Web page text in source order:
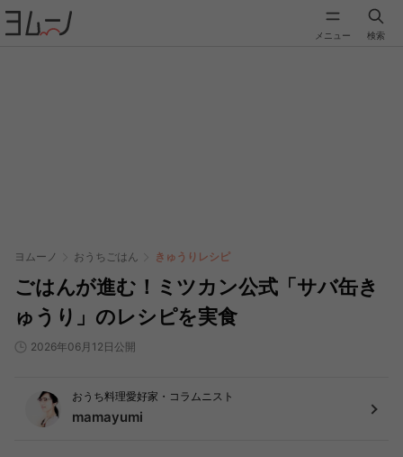
メニュー 検索
ヨムーノ おうちごはん きゅうりレシピ
ごはんが進む！ミツカン公式「サバ缶き
ゅうり」のレシピを実食
2026年06月12日公開
おうち料理愛好家・コラムニスト
mamayumi